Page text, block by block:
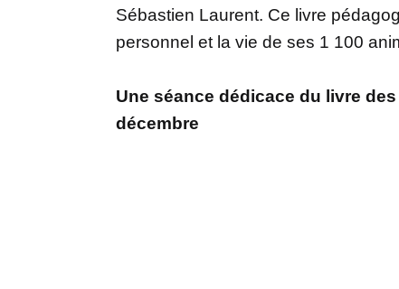
Sébastien Laurent. Ce livre
personnel et la vie de ses 1 100
Une séance dédicace du livre des
décembre